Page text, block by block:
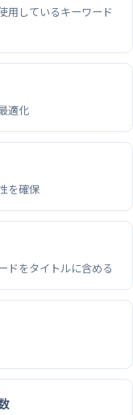
用しているキーワード
適化
を確保
ドをタイトルに含める